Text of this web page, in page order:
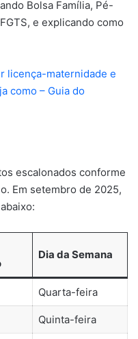
Bolsa Família, Pé-
e explicando como
licença-maternidade e
como – Guia do
escalonados conforme
Em setembro de 2025,
Dia da Semana
Quarta-feira
Quinta-feira